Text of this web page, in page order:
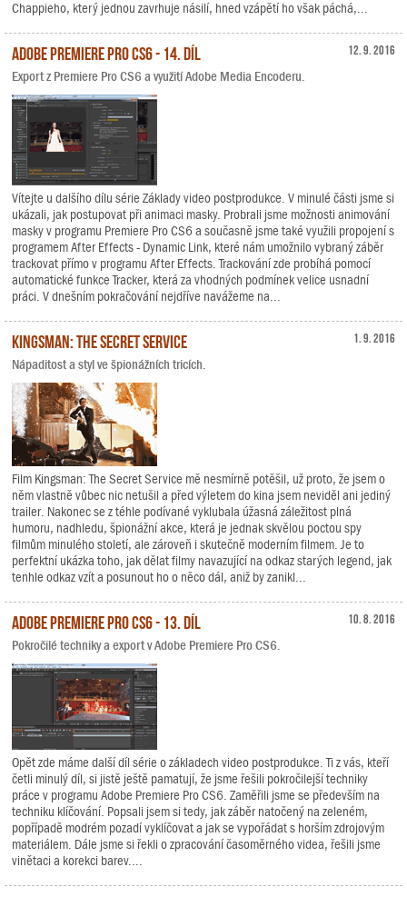
Chappieho, který jednou zavrhuje násilí, hned vzápětí ho však páchá,...
12. 9. 2016
Adobe Premiere Pro CS6 - 14. díl
Export z Premiere Pro CS6 a využití Adobe Media Encoderu.
Vítejte u dalšího dílu série Základy video postprodukce. V minulé části jsme si
ukázali, jak postupovat při animaci masky. Probrali jsme možnosti animování
masky v programu Premiere Pro CS6 a současně jsme také využili propojení s
programem After Effects - Dynamic Link, které nám umožnilo vybraný záběr
trackovat přímo v programu After Effects. Trackování zde probíhá pomocí
automatické funkce Tracker, která za vhodných podmínek velice usnadní
práci. V dnešním pokračování nejdříve navážeme na...
1. 9. 2016
Kingsman: The Secret Service
Nápaditost a styl ve špionážních tricích.
Film Kingsman: The Secret Service mě nesmírně potěšil, už proto, že jsem o
něm vlastně vůbec nic netušil a před výletem do kina jsem neviděl ani jediný
trailer. Nakonec se z téhle podívané vyklubala úžasná záležitost plná
humoru, nadhledu, špionážní akce, která je jednak skvělou poctou spy
filmům minulého století, ale zároveň i skutečně moderním filmem. Je to
perfektní ukázka toho, jak dělat filmy navazující na odkaz starých legend, jak
tenhle odkaz vzít a posunout ho o něco dál, aniž by zanikl...
10. 8. 2016
Adobe Premiere Pro CS6 - 13. díl
Pokročilé techniky a export v Adobe Premiere Pro CS6.
Opět zde máme další díl série o základech video postprodukce. Ti z vás, kteří
četli minulý díl, si jistě ještě pamatují, že jsme řešili pokročilejší techniky
práce v programu Adobe Premiere Pro CS6. Zaměřili jsme se především na
techniku klíčování. Popsali jsem si tedy, jak záběr natočený na zeleném,
popřípadě modrém pozadí vyklíčovat a jak se vypořádat s horším zdrojovým
materiálem. Dále jsme si řekli o zpracování časoměrného videa, řešili jsme
vinětaci a korekci barev....